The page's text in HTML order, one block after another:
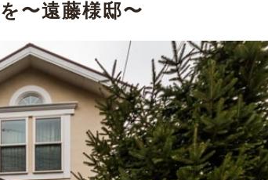
〜遠藤様邸〜